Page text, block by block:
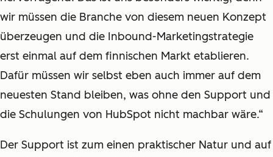
wir müssen die Branche von diesem neuen Konzept
überzeugen und die Inbound-Marketingstrategie
erst einmal auf dem finnischen Markt etablieren.
Dafür müssen wir selbst eben auch immer auf dem
neuesten Stand bleiben, was ohne den Support und
die Schulungen von HubSpot nicht machbar wäre.“
Der Support ist zum einen praktischer Natur und auf